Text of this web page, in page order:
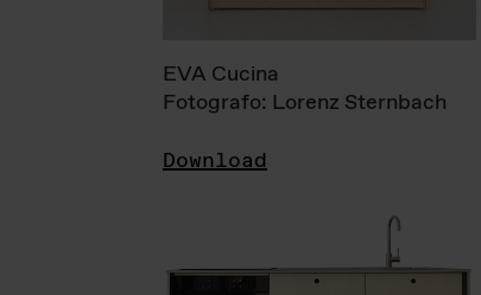
EVA Cucina
Fotografo: Lorenz Sternbach
Download